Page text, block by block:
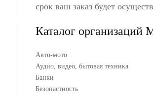
срок ваш заказ будет
Каталог организаций
Авто-мото
Аудио, видео, бытовая техника
Банки
Безопастность